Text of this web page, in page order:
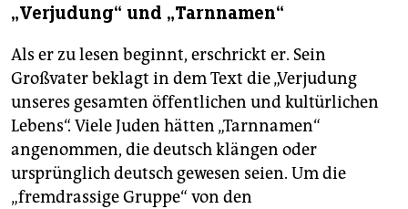
„Verjudung“ und „Tarnnamen“
Als er zu lesen beginnt, erschrickt er. Sein
Großvater beklagt in dem Text die „Verjudung
unseres gesamten öffentlichen und kultürlichen
Lebens“. Viele Juden hätten „Tarnnamen“
angenommen, die deutsch klängen oder
ursprünglich deutsch gewesen seien. Um die
„fremdrassige Gruppe“ von den